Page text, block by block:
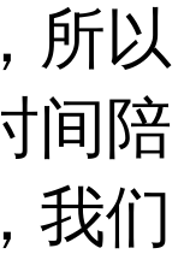
所以
间陪
我们